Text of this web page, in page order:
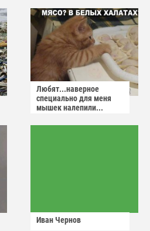
Любят...наверное
специально для меня
мышек налепили...
Иван Чернов